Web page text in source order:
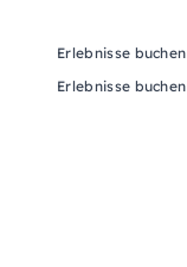
Erlebnisse buchen
Erlebnisse buchen